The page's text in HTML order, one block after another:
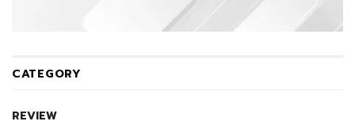
CATEGORY
REVIEW